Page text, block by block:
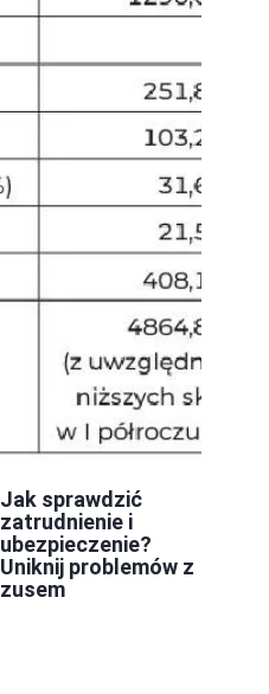
Jak sprawdzić
zatrudnienie i
ubezpieczenie?
Uniknij problemów z
zusem